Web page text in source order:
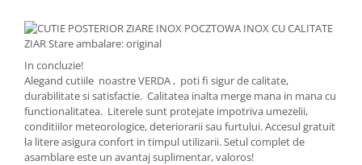
In concluzie!
Alegand cutiile noastre VERDA , poti fi sigur de calitate,
durabilitate si satisfactie. Calitatea inalta merge mana in mana cu
functionalitatea. Literele sunt protejate impotriva umezelii,
conditiilor meteorologice, deteriorarii sau furtului. Accesul gratuit
la litere asigura confort in timpul utilizarii. Setul complet de
asamblare este un avantaj suplimentar, valoros!